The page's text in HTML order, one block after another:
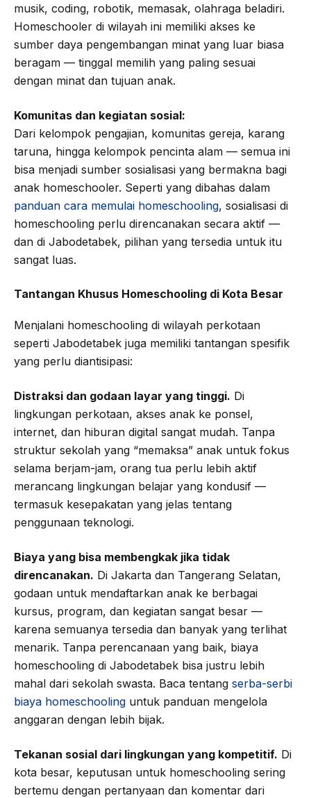
musik, coding, robotik, memasak, olahraga beladiri.
Homeschooler di wilayah ini memiliki akses ke
sumber daya pengembangan minat yang luar biasa
beragam — tinggal memilih yang paling sesuai
dengan minat dan tujuan anak.
Komunitas dan kegiatan sosial:
Dari kelompok pengajian, komunitas gereja, karang
taruna, hingga kelompok pencinta alam — semua ini
bisa menjadi sumber sosialisasi yang bermakna bagi
anak homeschooler. Seperti yang dibahas dalam
panduan cara memulai homeschooling, sosialisasi di
homeschooling perlu direncanakan secara aktif —
dan di Jabodetabek, pilihan yang tersedia untuk itu
sangat luas.
Tantangan Khusus Homeschooling di Kota Besar
Menjalani homeschooling di wilayah perkotaan
seperti Jabodetabek juga memiliki tantangan spesifik
yang perlu diantisipasi:
Distraksi dan godaan layar yang tinggi. Di
lingkungan perkotaan, akses anak ke ponsel,
internet, dan hiburan digital sangat mudah. Tanpa
struktur sekolah yang “memaksa” anak untuk fokus
selama berjam-jam, orang tua perlu lebih aktif
merancang lingkungan belajar yang kondusif —
termasuk kesepakatan yang jelas tentang
penggunaan teknologi.
Biaya yang bisa membengkak jika tidak
direncanakan. Di Jakarta dan Tangerang Selatan,
godaan untuk mendaftarkan anak ke berbagai
kursus, program, dan kegiatan sangat besar —
karena semuanya tersedia dan banyak yang terlihat
menarik. Tanpa perencanaan yang baik, biaya
homeschooling di Jabodetabek bisa justru lebih
mahal dari sekolah swasta. Baca tentang serba-serbi
biaya homeschooling untuk panduan mengelola
anggaran dengan lebih bijak.
Tekanan sosial dari lingkungan yang kompetitif. Di
kota besar, keputusan untuk homeschooling sering
bertemu dengan pertanyaan dan komentar dari